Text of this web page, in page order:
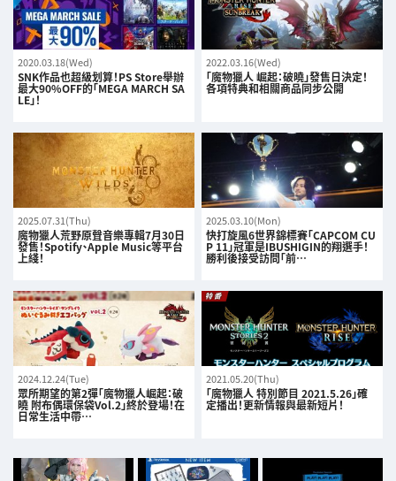
2020.03.18(Wed)
SNK作品也超級划算！PS Store舉辦
最大90%OFF的「MEGA MARCH SA
LE」！
2022.03.16(Wed)
「魔物獵人 崛起：破曉」發售日決定！
各項特典和相關商品同步公開
2025.07.31(Thu)
魔物獵人荒野原聲音樂專輯7月30日
發售！Spotify、Apple Music等平台
上綫！
2025.03.10(Mon)
快打旋風6世界錦標賽「CAPCOM CU
P 11」冠軍是IBUSHIGIN的翔選手！
勝利後接受訪問「前…
2024.12.24(Tue)
眾所期望的第2彈「魔物獵人崛起：破
曉 附布偶環保袋Vol.2」終於登場！在
日常生活中帶…
2021.05.20(Thu)
「魔物獵人 特別節目 2021.5.26」確
定播出！更新情報與最新短片！